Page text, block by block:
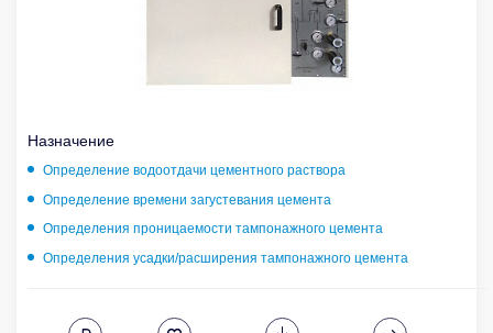
Назначение
Определение водоотдачи цементного раствора
Определение времени загустевания цемента
Определения проницаемости тампонажного цемента
Определения усадки/расширения тампонажного цемента